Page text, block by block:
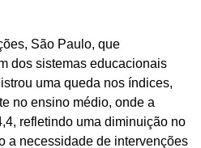
São Paulo, que
dos sistemas educacionais
uma queda nos índices,
no ensino médio, onde a
refletindo uma diminuição no
a necessidade de intervenções